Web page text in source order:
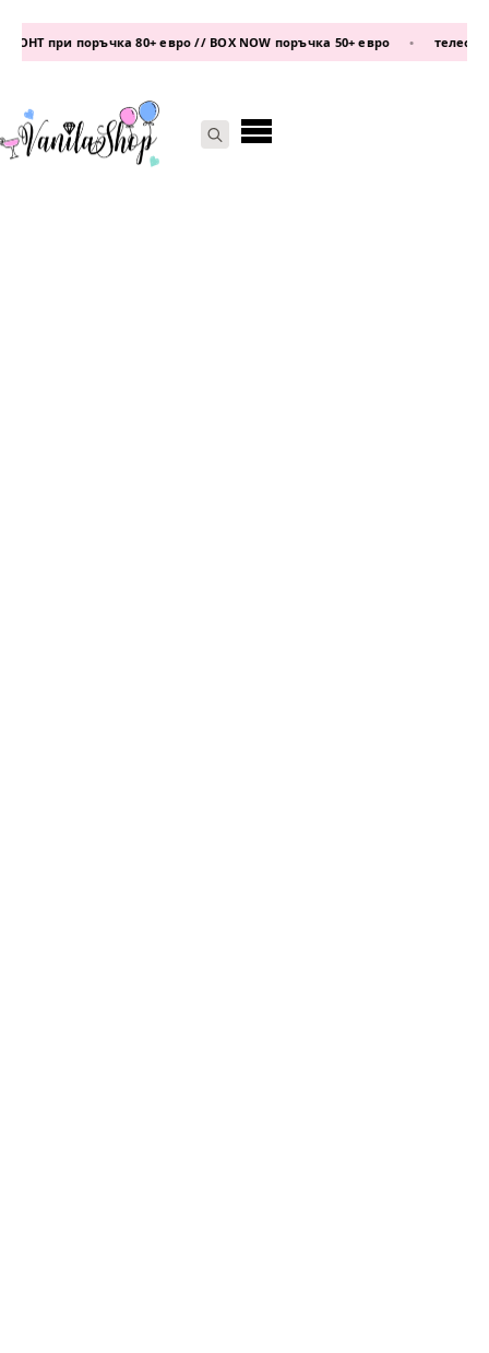
при поръчка 80+ евро // BOX NOW поръчка 50+ евро • телефон: